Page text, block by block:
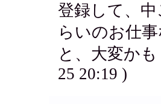
登録して、
らいのお仕
と、大変か
25 20:19 )